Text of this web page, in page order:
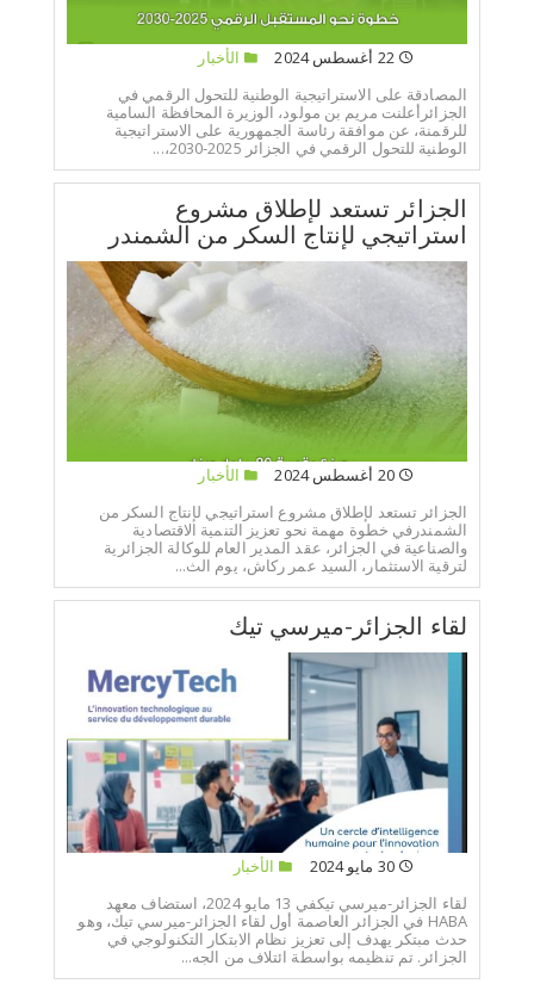
22 أغسطس 2024
الأخبار
المصادقة على الاستراتيجية الوطنية للتحول الرقمي في
الجزائرأعلنت مريم بن مولود، الوزيرة المحافظة السامية
للرقمنة، عن موافقة رئاسة الجمهورية على الاستراتيجية
الوطنية للتحول الرقمي في الجزائر 2025-2030،...
الجزائر تستعد لإطلاق مشروع
استراتيجي لإنتاج السكر من الشمندر
20 أغسطس 2024
الأخبار
الجزائر تستعد لإطلاق مشروع استراتيجي لإنتاج السكر من
الشمندرفي خطوة مهمة نحو تعزيز التنمية الاقتصادية
والصناعية في الجزائر، عقد المدير العام للوكالة الجزائرية
لترقية الاستثمار، السيد عمر ركاش، يوم الث...
لقاء الجزائر-ميرسي تيك
30 مايو 2024
الأخبار
لقاء الجزائر-ميرسي تيكفي 13 مايو 2024، استضاف معهد
HABA في الجزائر العاصمة أول لقاء الجزائر-ميرسي تيك، وهو
حدث مبتكر يهدف إلى تعزيز نظام الابتكار التكنولوجي في
الجزائر. تم تنظيمه بواسطة ائتلاف من الجه...